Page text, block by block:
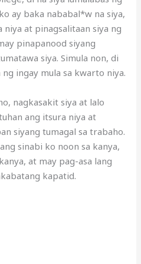
ay baka nababal*w na siya,
at pinagsalitaan siya ng
pinapanood siyang
siya. Simula non, di
ingay mula sa kwarto niya.
nagkasakit siya at lalo
ang itsura niya at
siyang tumagal sa trabaho.
sinabi ko noon sa kanya,
at may pag-asa lang
kapatid.